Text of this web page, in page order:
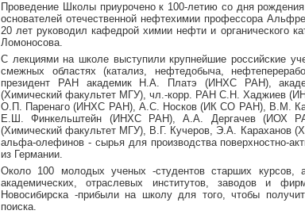
Проведение Школы приурочено к 100-летию со дня
основателей отечественной нефтехимии профессора
20 лет руководил кафедрой химии нефти и органического
Ломоносова.
С лекциями на школе выступили крупнейшие российские
смежных областях (катализ, нефтедобыча,
президент РАН академик Н.А. Платэ (ИНХС РАН),
(Химический факультет МГУ), чл.-корр. РАН С.Н. Хаджиев
О.П. Паренаго (ИНХС РАН), А.С. Носков (ИК СО РАН), В.М.
Е.Ш. Финкельштейн (ИНХС РАН), А.А. Дергачев (ИОХ
(Химический факультет МГУ), В.Г. Кучеров, Э.А. Караханов
альфа-олефинов - сырья для производства поверхностно-
из Германии.
Около 100 молодых ученых -студентов старших курсов,
академических, отраслевых институтов, заводов и
Новосибирска -прибыли на школу для того, чтобы
поиска.